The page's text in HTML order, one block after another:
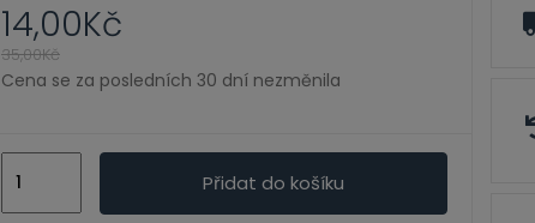
14,00Kč
35,00Kč
Cena se za posledních 30 dní nezměnila
Přidat do košíku